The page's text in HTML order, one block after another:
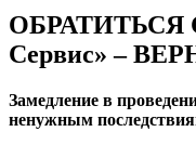
ОБРАТИТЬСЯ
Сервис» –
Замедление в
ненужным